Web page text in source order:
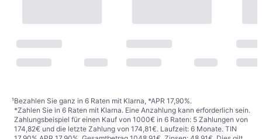
¹Bezahlen Sie ganz in 6 Raten mit Klarna, *APR 17,90%.
*Zahlen Sie in 6 Raten mit Klarna. Eine Anzahlung kann erforderlich sein.
Zahlungsbeispiel für einen Kauf von 1000€ in 6 Raten: 5 Zahlungen von
174,82€ und die letzte Zahlung von 174,81€. Laufzeit: 6 Monate. TIN